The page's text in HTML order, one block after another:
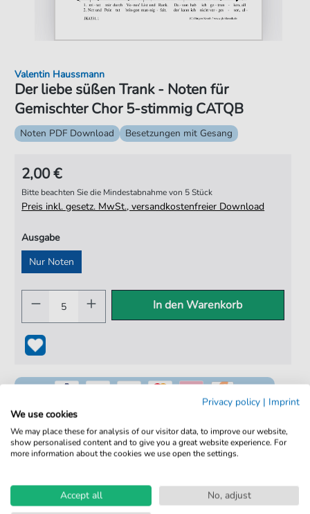
Der liebe süßen Trank - Noten für
Gemischter Chor 5-stimmig CATQB
Valentin Haussmann
Noten PDF Download Besetzungen mit Gesang
2,00 €
Bitte beachten Sie die Mindestabnahme von 5 Stück
Preis inkl. gesetz. MwSt., versandkostenfreier Download
Ausgabe
Nur Noten
In den Warenkorb
100% Legal & Lizenziert
Kein Abo. Fairer Einzelkauf.
Privacy policy | Imprint
We use cookies
We may place these for analysis of our visitor data, to improve our website,
show personalised content and to give you a great website experience. For
more information about the cookies we use open the settings.
Accept all
No, adjust